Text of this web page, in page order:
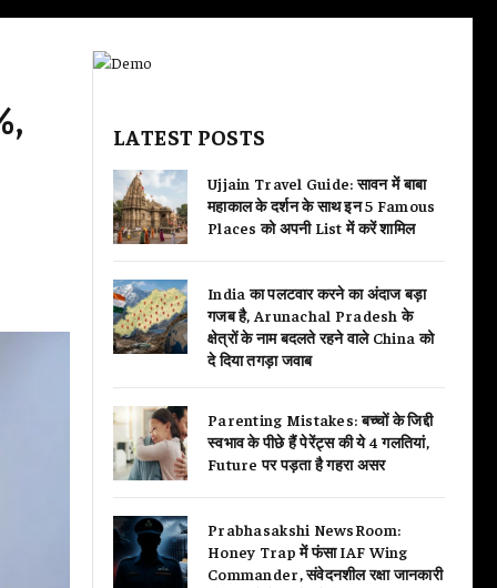
LATEST POSTS
Ujjain Travel Guide: सावन में बाबा
महाकाल के दर्शन के साथ इन 5 Famous
Places को अपनी List में करें शामिल
India का पलटवार करने का अंदाज बड़ा
गजब है, Arunachal Pradesh के
क्षेत्रों के नाम बदलते रहने वाले China को
दे दिया तगड़ा जवाब
Parenting Mistakes: बच्चों के जिद्दी
स्वभाव के पीछे हैं पेरेंट्स की ये 4 गलतियां,
Future पर पड़ता है गहरा असर
Prabhasakshi NewsRoom:
Honey Trap में फंसा IAF Wing
Commander, संवेदनशील रक्षा जानकारी